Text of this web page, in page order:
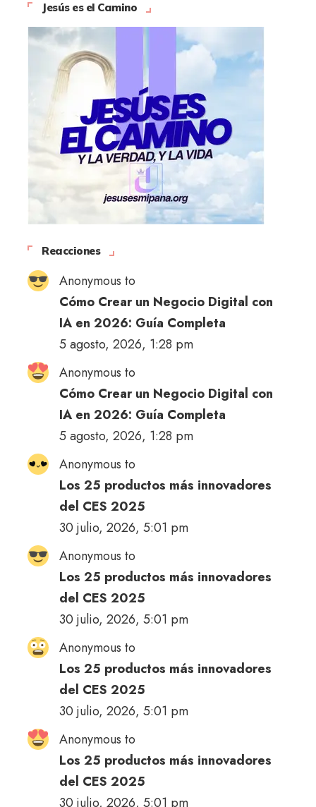
Jesús es el Camino
Reacciones
Anonymous to
Cómo Crear un Negocio Digital con
IA en 2026: Guía Completa
5 agosto, 2026, 1:28 pm
Anonymous to
Cómo Crear un Negocio Digital con
IA en 2026: Guía Completa
5 agosto, 2026, 1:28 pm
Anonymous to
Los 25 productos más innovadores
del CES 2025
30 julio, 2026, 5:01 pm
Anonymous to
Los 25 productos más innovadores
del CES 2025
30 julio, 2026, 5:01 pm
Anonymous to
Los 25 productos más innovadores
del CES 2025
30 julio, 2026, 5:01 pm
Anonymous to
Los 25 productos más innovadores
del CES 2025
30 julio, 2026, 5:01 pm